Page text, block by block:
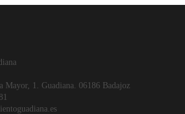
Mayor, 1. Guadiana. 06186 Badajoz